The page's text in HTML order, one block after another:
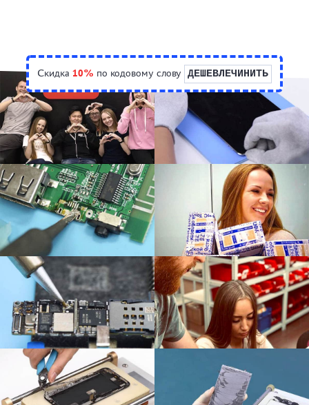
Скидка 10% по кодовому слову ДЕШЕВЛЕЧИНИТЬ